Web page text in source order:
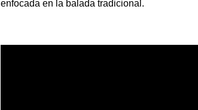
enfocada en la balada tradicional.